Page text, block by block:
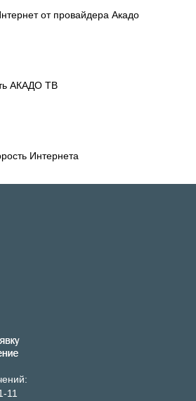
от провайдера Акадо
АКАДО ТВ
Интернета
11